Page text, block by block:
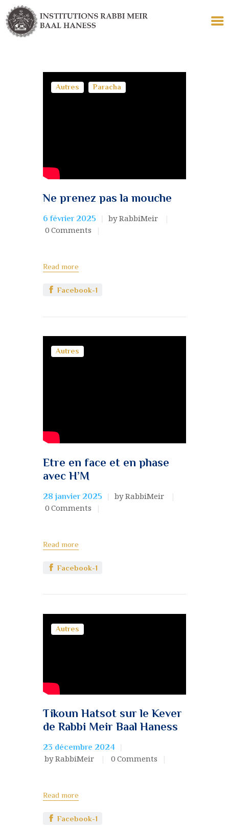
LES INSTITUTIONS
ECOLE
POUR VOUS
Autres Paracha
Ne prenez pas la mouche
6 février 2025
by RabbiMeir
0 Comments
Read more
Facebook-1
Autres
Etre en face et en phase
avec H’M
28 janvier 2025
by RabbiMeir
0 Comments
Read more
Facebook-1
Autres
Tikoun Hatsot sur le Kever
de Rabbi Meir Baal Haness
23 décembre 2024
by RabbiMeir 0 Comments
Read more
Facebook-1